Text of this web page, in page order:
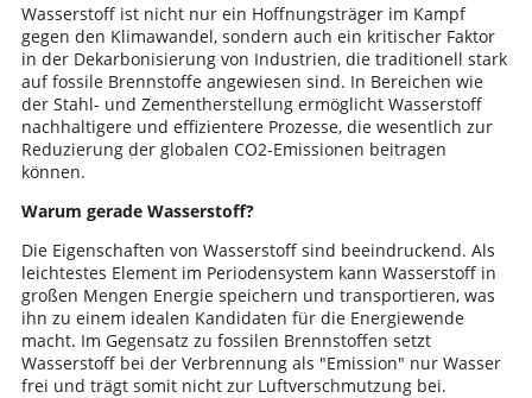
Wasserstoff ist nicht nur ein Hoffnungsträger im Kampf
gegen den Klimawandel, sondern auch ein kritischer Faktor
in der Dekarbonisierung von Industrien, die traditionell stark
auf fossile Brennstoffe angewiesen sind. In Bereichen wie
der Stahl- und Zementherstellung ermöglicht Wasserstoff
nachhaltigere und effizientere Prozesse, die wesentlich zur
Reduzierung der globalen CO2-Emissionen beitragen
können.
Warum gerade Wasserstoff?
Die Eigenschaften von Wasserstoff sind beeindruckend. Als
leichtestes Element im Periodensystem kann Wasserstoff in
großen Mengen Energie speichern und transportieren, was
ihn zu einem idealen Kandidaten für die Energiewende
macht. Im Gegensatz zu fossilen Brennstoffen setzt
Wasserstoff bei der Verbrennung als "Emission" nur Wasser
frei und trägt somit nicht zur Luftverschmutzung bei.